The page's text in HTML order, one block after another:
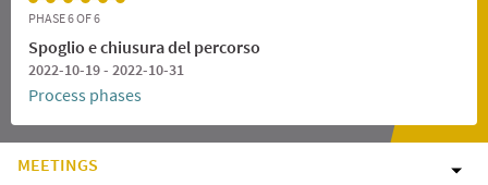
PHASE 6 OF 6
Spoglio e chiusura del percorso
2022-10-19 - 2022-10-31
Process phases
MEETINGS